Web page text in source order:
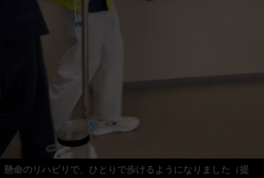
懸命のリハビリで、ひとりで歩けるようになりました（提